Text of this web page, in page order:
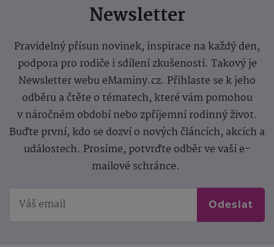
Newsletter
Pravidelný přísun novinek, inspirace na každý den,
podpora pro rodiče i sdílení zkušeností. Takový je
Newsletter webu eMaminy.cz. Přihlaste se k jeho
odběru a čtěte o tématech, které vám pomohou
v náročném období nebo zpříjemní rodinný život.
Buďte první, kdo se dozví o nových článcích, akcích a
událostech. Prosíme, potvrďte odběr ve vaší e-
mailové schránce.
Odeslat